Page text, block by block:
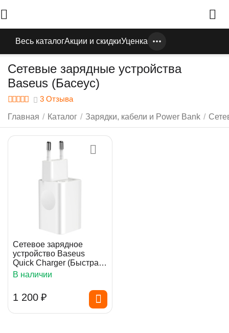
Весь каталогАкции и скидкиУценка
Сетевые зарядные устройства
Baseus (Басеус)
3 Отзыва
Главная / Каталог / Зарядки, кабели и Power Bank /
Сетевое зарядное
устройство Baseus
Quick Charger (Быстрая
зарядка)
В наличии
1 200 ₽